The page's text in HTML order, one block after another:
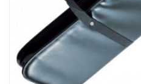
Accessoires
Tatamis
Décoration